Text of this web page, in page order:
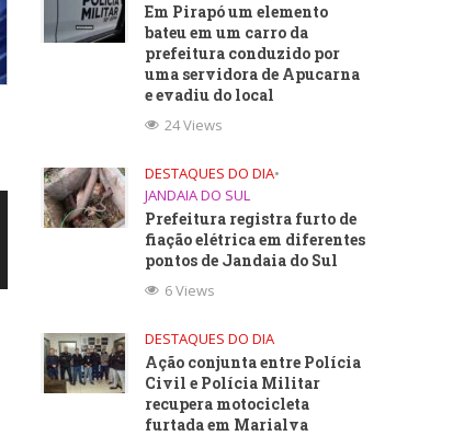
Em Pirapó um elemento
bateu em um carro da
prefeitura conduzido por
uma servidora de Apucarna
e evadiu do local
24 Views
DESTAQUES DO DIA•
JANDAIA DO SUL
Prefeitura registra furto de
fiação elétrica em diferentes
pontos de Jandaia do Sul
6 Views
DESTAQUES DO DIA
Ação conjunta entre Polícia
Civil e Polícia Militar
recupera motocicleta
furtada em Marialva